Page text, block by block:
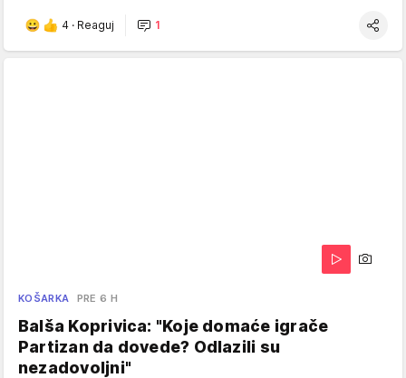
4 · Reaguj 1
KOŠARKA PRE 6 H
Balša Koprivica: "Koje domaće igrače
Partizan da dovede? Odlazili su
nezadovoljni"